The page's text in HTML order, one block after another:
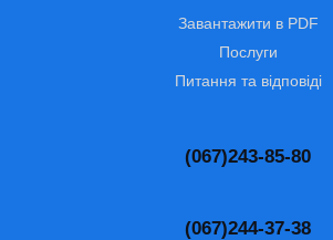
Завантажити в PDF
Послуги
Питання та відповіді
(067)243-85-80
(067)244-37-38